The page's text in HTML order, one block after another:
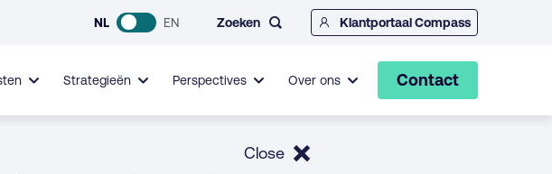
NL EN Zoeken Klantportaal Compass
Strategieën Perspectives Over ons Contact
Close